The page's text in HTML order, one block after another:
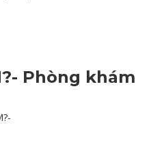
Phòng khám